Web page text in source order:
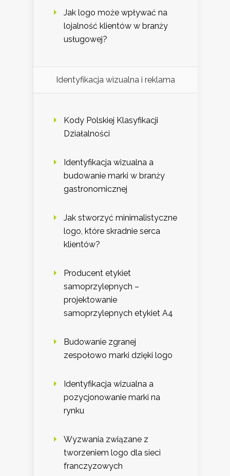
Jak logo może wpływać na
lojalność klientów w branży
usługowej?
Identyfikacja wizualna i reklama
Kody Polskiej Klasyfikacji
Działalności
Identyfikacja wizualna a
budowanie marki w branży
gastronomicznej
Jak stworzyć minimalistyczne
logo, które skradnie serca
klientów?
Producent etykiet
samoprzylepnych –
projektowanie
samoprzylepnych etykiet A4
Budowanie zgranej
zespołowo marki dzięki logo
Identyfikacja wizualna a
pozycjonowanie marki na
rynku
Wyzwania związane z
tworzeniem logo dla sieci
franczyzowych